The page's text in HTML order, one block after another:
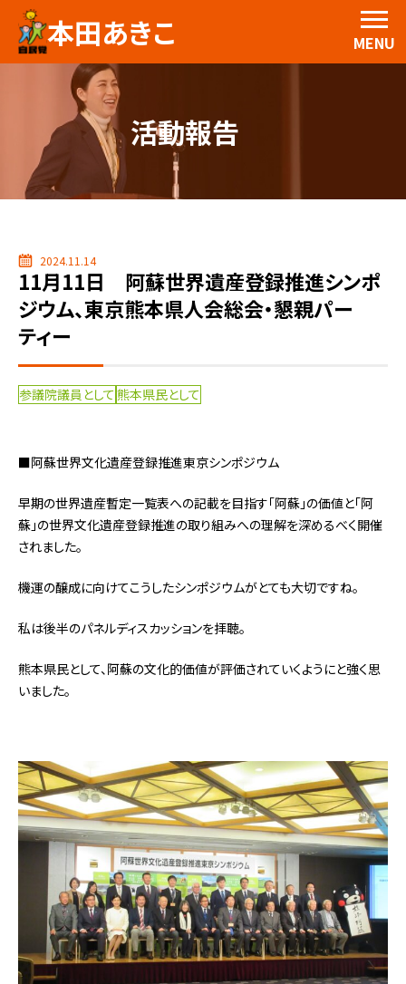
本田あきこ MENU
活動報告
2024.11.14
11月11日 阿蘇世界遺産登録推進シンポ
ジウム、東京熊本県人会総会・懇親パー
ティー
参議院議員として 熊本県民として
■阿蘇世界文化遺産登録推進東京シンポジウム
早期の世界遺産暫定一覧表への記載を目指す「阿蘇」の価値と「阿
蘇」の世界文化遺産登録推進の取り組みへの理解を深めるべく開催
されました。
機運の醸成に向けてこうしたシンポジウムがとても大切ですね。
私は後半のパネルディスカッションを拝聴。
熊本県民として、阿蘇の文化的価値が評価されていくようにと強く思
いました。